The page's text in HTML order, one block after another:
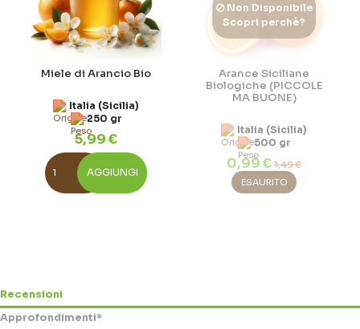
Miele di Arancio Bio
Italia (Sicilia)
250 gr
5,99 €
AGGIUNGI
Non Disponibile
Scopri perchè?
Arance Siciliane
Biologiche (PICCOLE
MA BUONE)
Italia (Sicilia)
500 gr
0,99 € 1,49 €
ESAURITO
Non Disponibile
Scopri perchè?
Scopri perchè?
Non Disponibile
Scopri perchè?
Recensioni
Approfondimenti*